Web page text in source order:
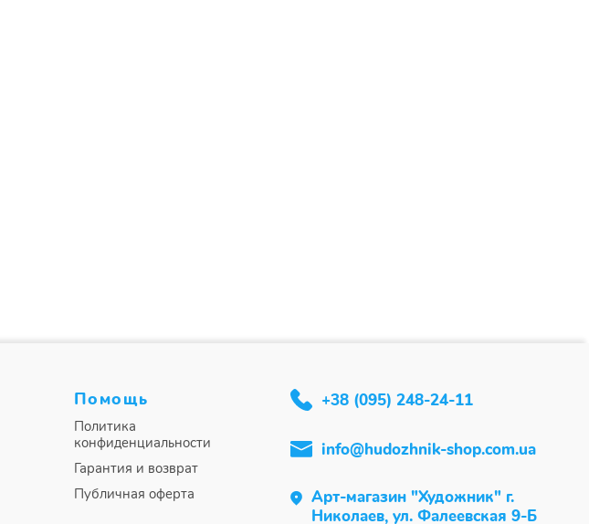
Помощь
Политика
конфиденциальности
Гарантия и возврат
Публичная оферта
+38 (095) 248-24-11
info@hudozhnik-shop.com.ua
Арт-магазин "Художник" г.
Николаев, ул. Фалеевская 9-Б